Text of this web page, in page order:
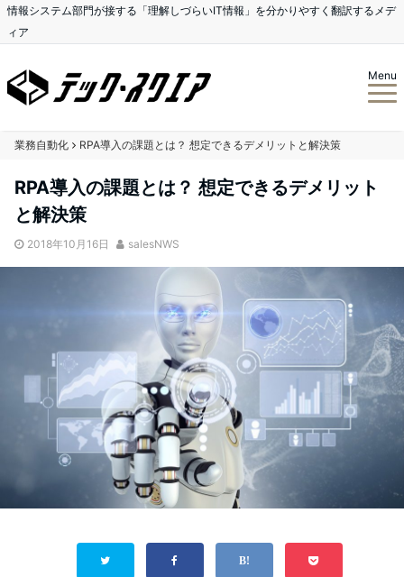
情報システム部門が接する「理解しづらいIT情報」を分かりやすく翻訳するメデ
ィア
Menu
業務自動化 RPA導入の課題とは？ 想定できるデメリットと解決策
RPA導入の課題とは？ 想定できるデメリット
と解決策
2018年10月16日 salesNWS